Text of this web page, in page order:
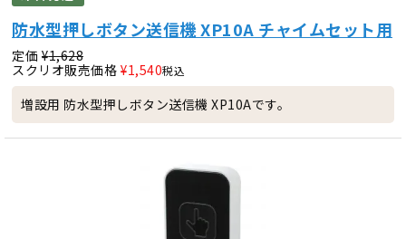
防水型押しボタン送信機 XP10A チャイムセット用
定価 ¥1,628
スクリオ販売価格 ¥1,540税込
増設用 防水型押しボタン送信機 XP10Aです。